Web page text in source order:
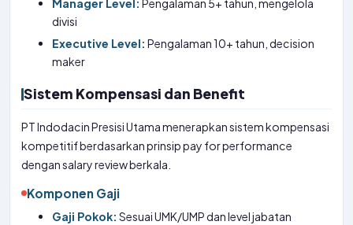
Manager Level: Pengalaman 5+ tahun, mengelola
divisi
Executive Level: Pengalaman 10+ tahun, decision
maker
Sistem Kompensasi dan Benefit
PT Indodacin Presisi Utama menerapkan sistem kompensasi
kompetitif berdasarkan prinsip pay for performance
dengan salary review berkala.
Komponen Gaji
Gaji Pokok: Sesuai UMK/UMP dan level jabatan